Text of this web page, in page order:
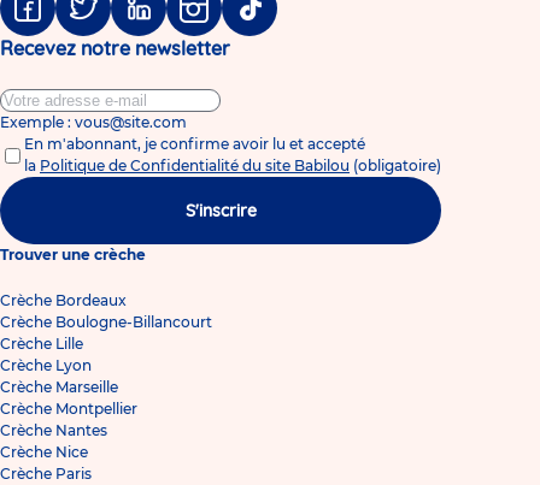
FacebookTwitter LinkedinInstagramTiktok
Recevez notre newsletter
Exemple : vous@site.com
En m'abonnant, je confirme avoir lu et accepté
la Politique de Confidentialité du site Babilou (obligatoire)
S'inscrire
Trouver une crèche
Crèche Bordeaux
Crèche Boulogne-Billancourt
Crèche Lille
Crèche Lyon
Crèche Marseille
Crèche Montpellier
Crèche Nantes
Crèche Nice
Crèche Paris